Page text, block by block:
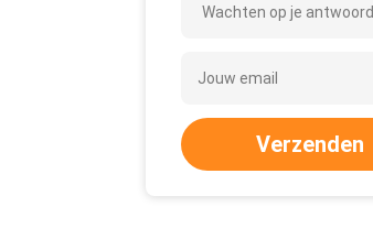
Wachten op je antwoord.
Verzenden